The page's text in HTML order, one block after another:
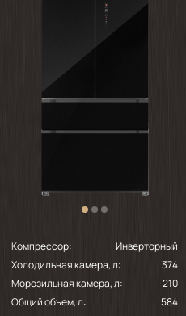
Компрессор:
Инверторный
Холодильная камера, л:
374
Морозильная камера, л:
210
Общий объем, л:
584